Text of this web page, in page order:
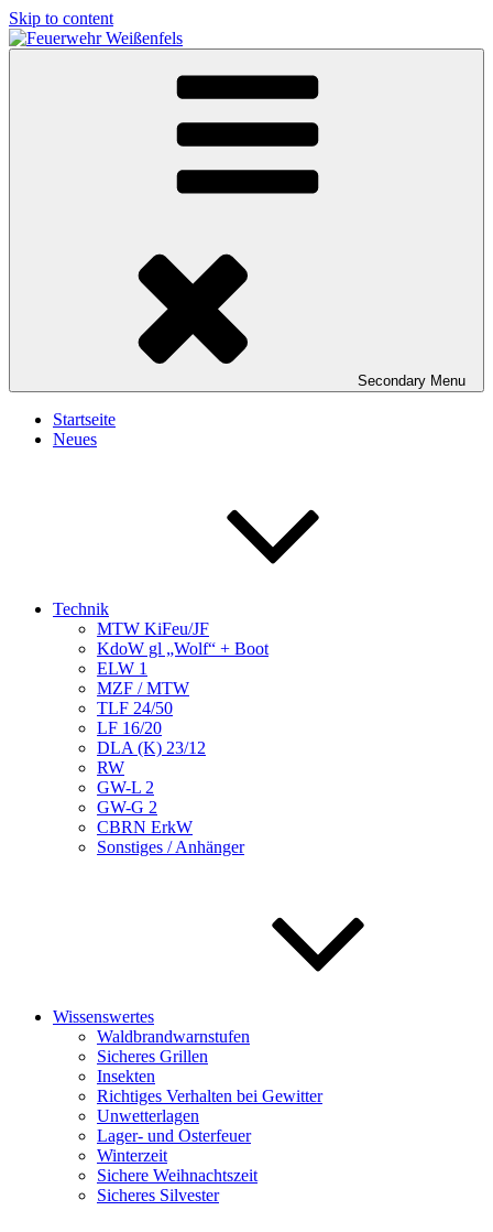
Skip to content
Freiwillige Feuerwehr Weißenfels
Secondary Menu
Startseite
Neues
Technik
MTW KiFeu/JF
KdoW gl „Wolf“ + Boot
ELW 1
MZF / MTW
TLF 24/50
LF 16/20
DLA (K) 23/12
RW
GW-L 2
GW-G 2
CBRN ErkW
Sonstiges / Anhänger
Wissenswertes
Waldbrandwarnstufen
Sicheres Grillen
Insekten
Richtiges Verhalten bei Gewitter
Unwetterlagen
Lager- und Osterfeuer
Winterzeit
Sichere Weihnachtszeit
Sicheres Silvester